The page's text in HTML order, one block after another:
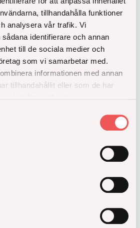
tillhandahålla funktioner
analysera vår trafik. Vi
identifierare och annan
till de sociala medier och
som vi samarbetar med.
informationen med annan
tillhandahållit eller som de har
del av Atlaskvarteret